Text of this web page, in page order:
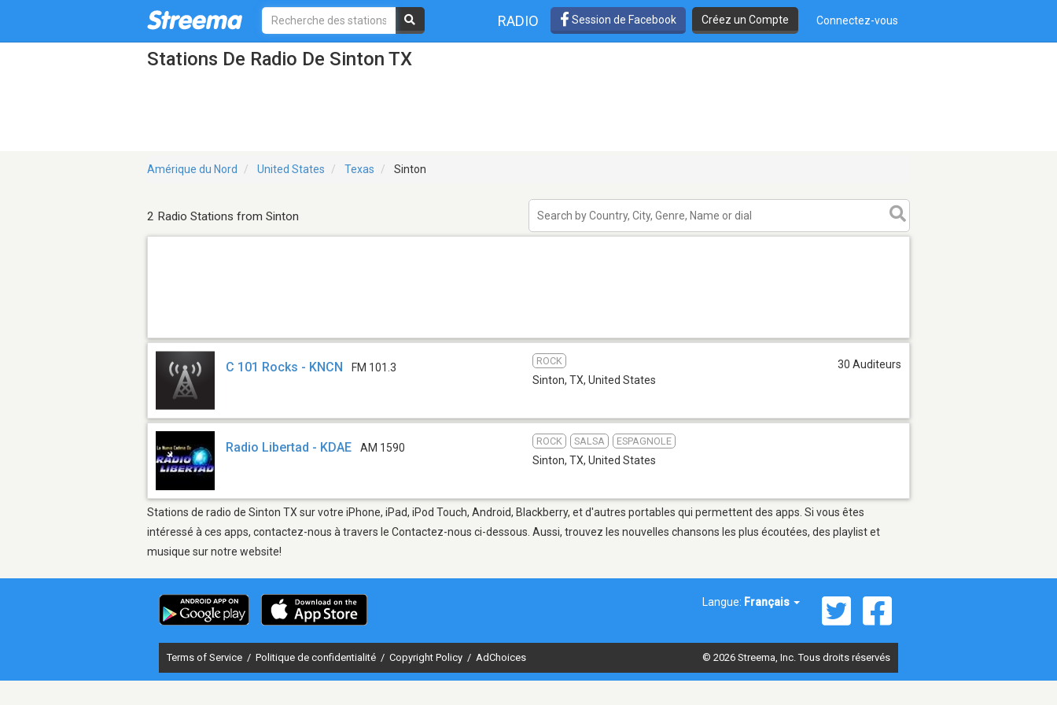
RADIO Session de Facebook Créez un Compte Connectez-vous
Stations De Radio De Sinton TX
Amérique du Nord United States Texas Sinton
2 Radio Stations from Sinton
C 101 Rocks - KNCN FM 101.3
ROCK
Sinton, TX, United States
30 Auditeurs
Radio Libertad - KDAE AM 1590
ROCK SALSA ESPAGNOLE
Sinton, TX, United States
Stations de radio de Sinton TX sur votre iPhone, iPad, iPod Touch, Android, Blackberry, et d'autres portables qui permettent des apps. Si vous êtes
intéressé à ces apps, contactez-nous à travers le Contactez-nous ci-dessous. Aussi, trouvez les nouvelles chansons les plus écoutées, des playlist et
musique sur notre website!
Langue: Français
Terms of Service / Politique de confidentialité / Copyright Policy / AdChoices © 2026 Streema, Inc. Tous droits réservés